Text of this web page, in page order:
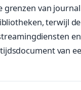
van
terwijl
van